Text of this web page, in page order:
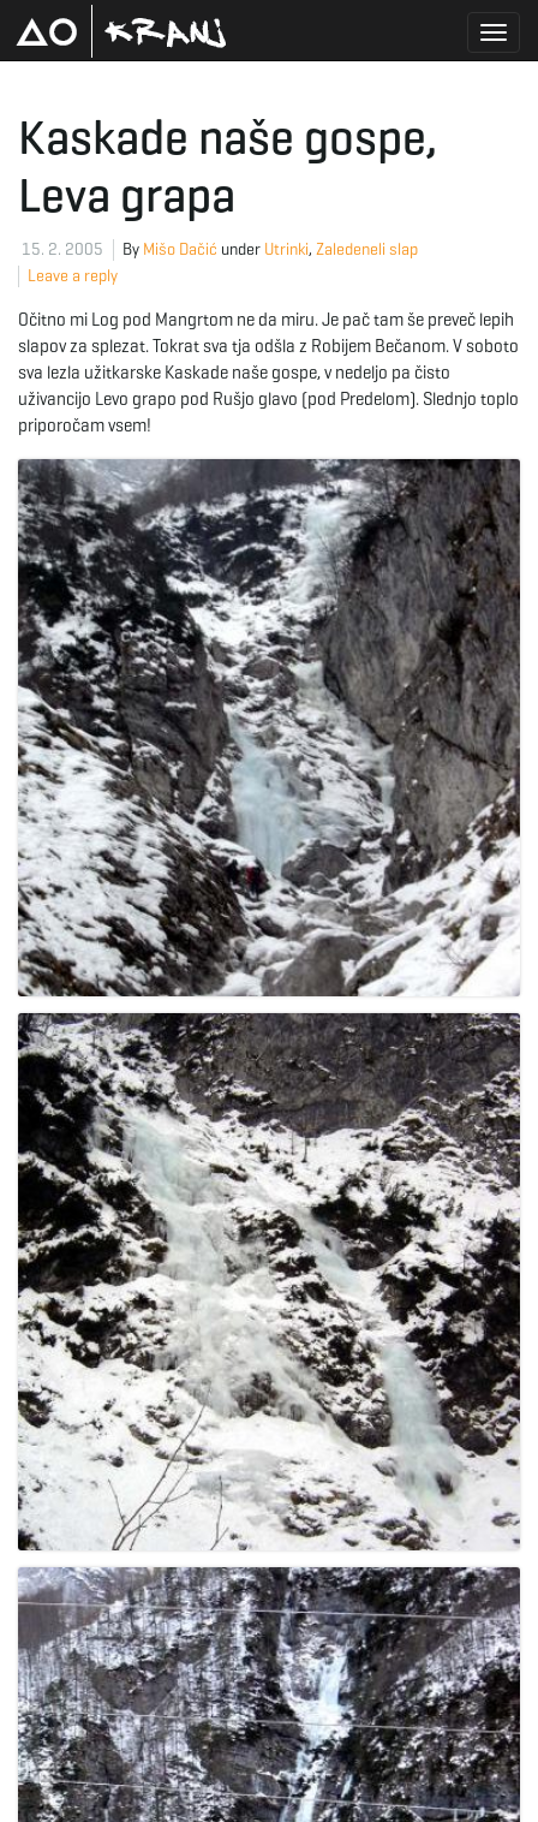
l
e
n
a
v
g
a
t
i
o
n
Kaskade naše gospe,
Leva grapa
15. 2. 2005 By Mišo Dačić under Utrinki, Zaledeneli slap
Leave a reply
Očitno mi Log pod Mangrtom ne da miru. Je pač tam še preveč lepih
slapov za splezat. Tokrat sva tja odšla z Robijem Bečanom. V soboto
sva lezla užitkarske Kaskade naše gospe, v nedeljo pa čisto
uživancijo Levo grapo pod Rušjo glavo (pod Predelom). Slednjo toplo
priporočam vsem!